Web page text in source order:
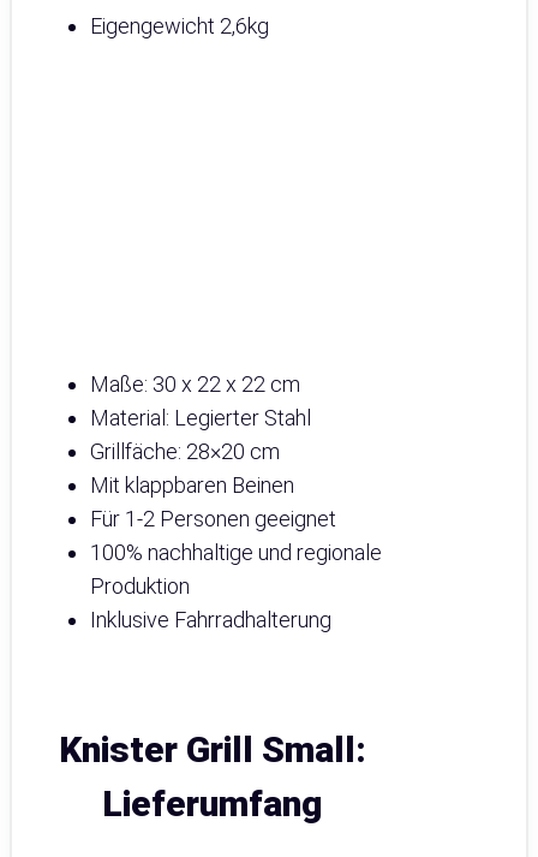
Eigengewicht 2,6kg
Maße: 30 x 22 x 22 cm
Material: Legierter Stahl
Grillfäche: 28×20 cm
Mit klappbaren Beinen
Für 1-2 Personen geeignet
100% nachhaltige und regionale
Produktion
Inklusive Fahrradhalterung
Knister Grill Small:
Lieferumfang